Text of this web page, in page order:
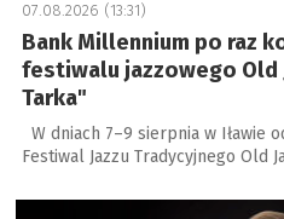
07.08.2026 (13:31)
Bank Millennium po raz
festiwalu jazzowego Old
Tarka"
W dniach 7–9 sierpnia w Iławie
Festiwal Jazzu Tradycyjnego Old
a